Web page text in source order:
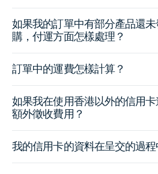
如果我的訂單中有部分產品還
購，付運方面怎樣處理？
訂單中的運費怎樣計算？
如果我在使用香港以外的信用
額外徵收費用？
我的信用卡的資料在呈交的過程